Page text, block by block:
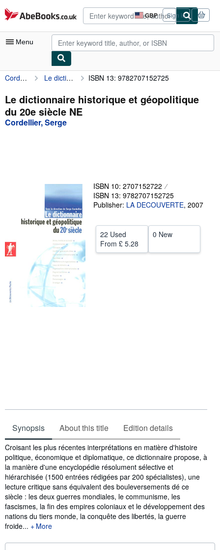
Skip to main content
AbeBooks.co.uk GBP
Site
shopping
preferences
Sign in
Menu
My Account
My Purchases
Advanced Search
Browse Collections
Start Selling
CLOSE
Cordellier, Serge Le dictionnaire historique et géopolitique du 20e siècle NE ISBN 13: 9782707152725
Le dictionnaire historique et géopolitique
du 20e siècle NE
Cordellier, Serge
ISBN 10: 2707152722
ISBN 13: 9782707152725
Publisher: LA DECOUVERTE, 2007
22 Used
From £ 5.28
0 New
Synopsis About this title Edition details
Synopsis
Croisant les plus récentes interprétations en matière d'histoire
politique, économique et diplomatique, ce dictionnaire propose, à
la manière d'une encyclopédie résolument sélective et
hiérarchisée (1500 entrées rédigées par 200 spécialistes), une
lecture critique sans équivalent des bouleversements dé ce
siècle : les deux guerres mondiales, le communisme, les
fascismes, la fin des empires coloniaux et le développement des
nations du tiers monde, la conquête des libertés, la guerre
froide...
More